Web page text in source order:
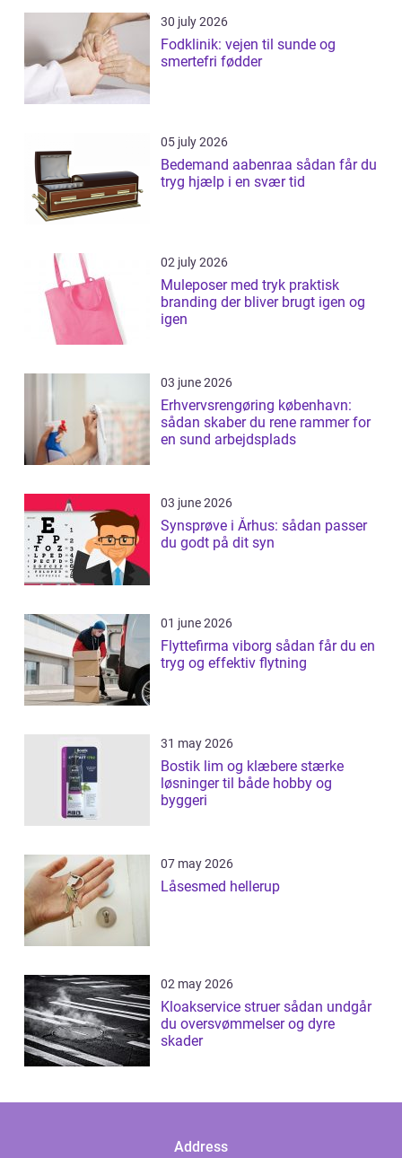
30 july 2026
Fodklinik: vejen til sunde og
smertefri fødder
05 july 2026
Bedemand aabenraa sådan får du
tryg hjælp i en svær tid
02 july 2026
Muleposer med tryk praktisk
branding der bliver brugt igen og
igen
03 june 2026
Erhvervsrengøring københavn:
sådan skaber du rene rammer for
en sund arbejdsplads
03 june 2026
Synsprøve i Århus: sådan passer
du godt på dit syn
01 june 2026
Flyttefirma viborg sådan får du en
tryg og effektiv flytning
31 may 2026
Bostik lim og klæbere stærke
løsninger til både hobby og
byggeri
07 may 2026
Låsesmed hellerup
02 may 2026
Kloakservice struer sådan undgår
du oversvømmelser og dyre
skader
Address